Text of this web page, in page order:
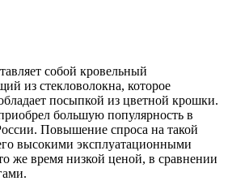
собой кровельный
из стекловолокна, которое
посыпкой из цветной крошки.
большую популярность в
Повышение спроса на такой
высокими эксплуатационными
же время низкой ценой, в сравнении